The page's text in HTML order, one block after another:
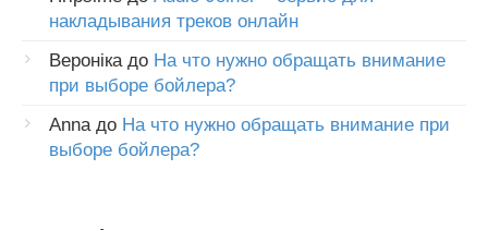
накладывания треков онлайн
Веронікадо На что нужно обращать внимание
при выборе бойлера?
Annaдо На что нужно обращать внимание при
выборе бойлера?